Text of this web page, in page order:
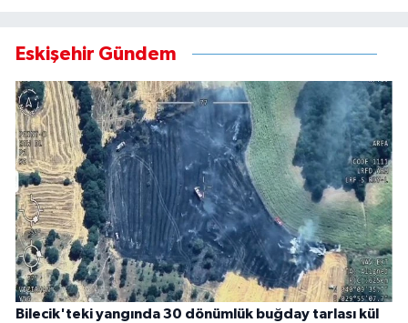
Eskişehir Gündem
Bilecik'teki yangında 30 dönümlük buğday tarlası kül